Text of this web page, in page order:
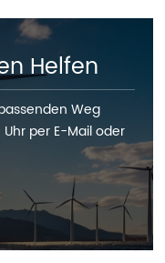
Helfen
Weg
per E-Mail oder